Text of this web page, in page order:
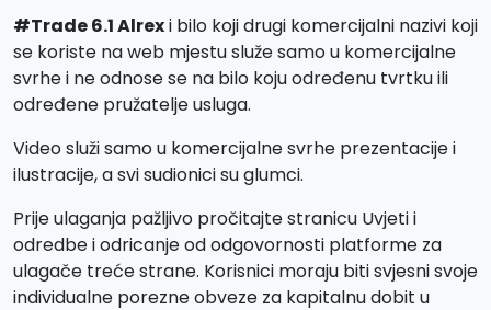
#Trade 6.1 Alrexi bilo koji drugi komercijalni nazivi koji
se koriste na web mjestu služe samo u komercijalne
svrhe i ne odnose se na bilo koju određenu tvrtku ili
određene pružatelje usluga.
Video služi samo u komercijalne svrhe prezentacije i
ilustracije, a svi sudionici su glumci.
Prije ulaganja pažljivo pročitajte stranicu Uvjeti i
odredbe i odricanje od odgovornosti platforme za
ulagače treće strane. Korisnici moraju biti svjesni svoje
individualne porezne obveze za kapitalnu dobit u